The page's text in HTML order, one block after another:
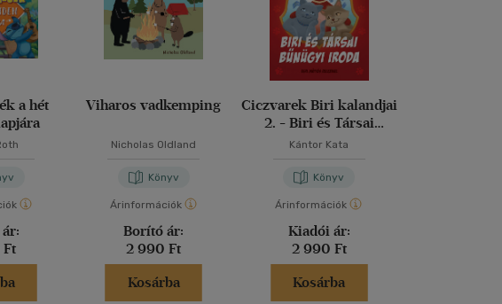
a hét
Viharos vadkemping
Nicholas Oldland
Könyv
Árinformációk
Borító ár:
2 990 Ft
Kosárba
Ciczvarek Biri kalandjai
2. - Biri és Társai
Bűnügyi Iroda
Kántor Kata
Könyv
Árinformációk
Kiadói ár:
2 990 Ft
Kosárba